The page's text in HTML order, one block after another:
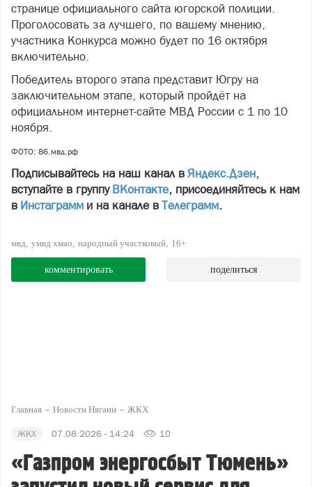
странице официального сайта югорской полиции.
Проголосовать за лучшего, по вашему мнению,
участника Конкурса можно будет по 16 октября
включительно.
Победитель второго этапа представит Югру на
заключительном этапе, который пройдёт на
официальном интернет-сайте МВД России с 1 по 10
ноября.
ФОТО: 86.мвд.рф
Подписывайтесь на наш канал в Яндекс.Дзен,
вступайте в группу ВКонтакте, присоединяйтесь к нам
в Инстаграмм и на канале в Телеграмм.
мвд умвд хмао народный участковый 16+
комментировать поделиться
Главная Новости Нягани ЖКХ
ЖКХ 07.08.2026 - 14:24 10
«Газпром энергосбыт Тюмень»